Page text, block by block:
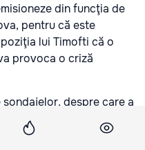
din funcţia de
pentru că este
lui Timofti că o
provoca o criză
despre care a
că Timofti are un
de ţară. Potrivit lui